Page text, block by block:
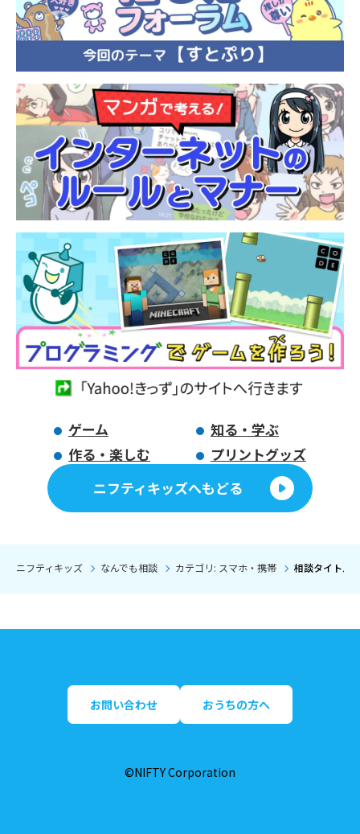
ゲーム
知る・学ぶ
作る・楽しむ
プリントグッズ
ニフティキッズへもどる
ニフティキッズ なんでも相談 カテゴリ: スマホ・携帯 相談タイトル:
お問い合わせ おうちの方へ
©NIFTY Corporation